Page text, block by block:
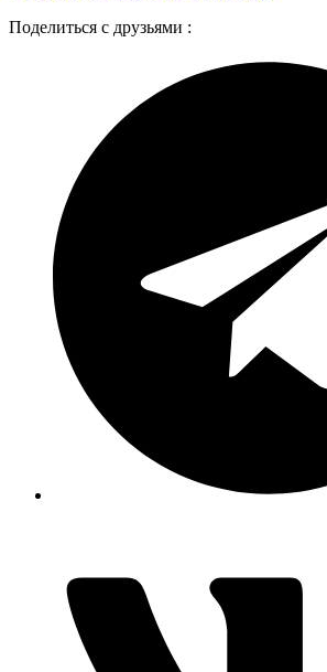
Поделиться с друзьями :